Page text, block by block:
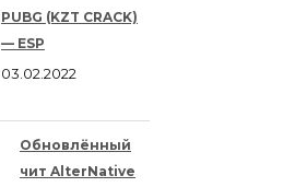
PUBG (KZT CRACK)
— ESP
03.02.2022
Обновлённый
чит AlterNative